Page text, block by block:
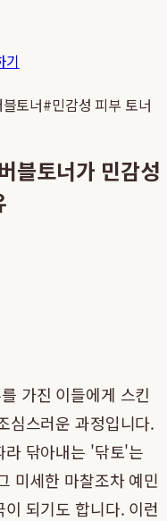
기
토너#민감성 피부 토너
블토너가 민감성
가진 이들에게 스킨
심스러운 과정입니다.
라 닦아내는 '닦토'는
미세한 마찰조차 예민
되기도 합니다. 이런